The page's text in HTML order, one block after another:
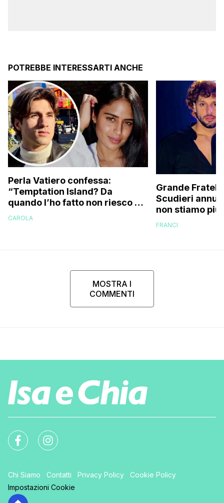
POTREBBE INTERESSARTI ANCHE
Perla Vatiero confessa:
“Temptation Island? Da
quando l’ho fatto non riesco più
a guardarlo perché…”
CAROLA
Grande
Scudieri
non stiamo
cose non
FRANCI
MOSTRA I
COMMENTI
Chi Siamo Contatti Privacy Policy
Cookie Policy
Impostazioni Cookie